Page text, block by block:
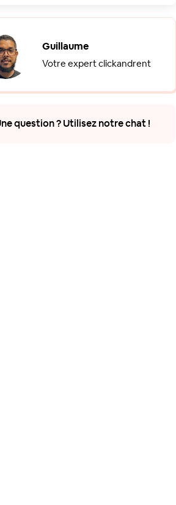
Guillaume
Votre expert clickandrent
question ? Utilisez notre chat !